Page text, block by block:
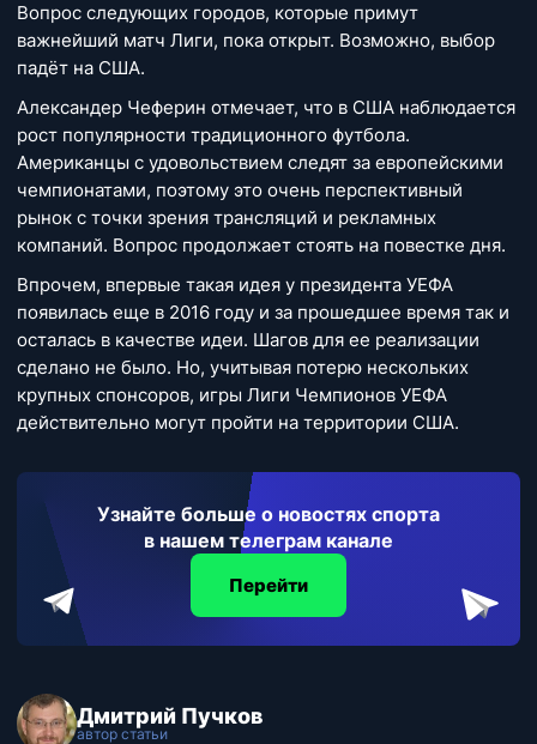
Вопрос следующих городов, которые примут
важнейший матч Лиги, пока открыт. Возможно, выбор
падёт на США.
Александер Чеферин отмечает, что в США наблюдается
рост популярности традиционного футбола.
Американцы с удовольствием следят за европейскими
чемпионатами, поэтому это очень перспективный
рынок с точки зрения трансляций и рекламных
компаний. Вопрос продолжает стоять на повестке дня.
Впрочем, впервые такая идея у президента УЕФА
появилась еще в 2016 году и за прошедшее время так и
осталась в качестве идеи. Шагов для ее реализации
сделано не было. Но, учитывая потерю нескольких
крупных спонсоров, игры Лиги Чемпионов УЕФА
действительно могут пройти на территории США.
Узнайте больше о новостях спорта
в нашем телеграм канале
Перейти
Дмитрий Пучков
автор статьи